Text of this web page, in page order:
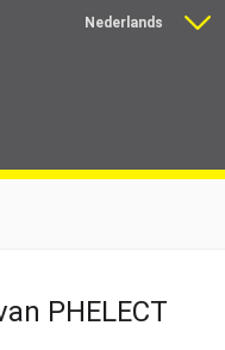
Nederlands
Opleiding
Nieuws
PHELECT